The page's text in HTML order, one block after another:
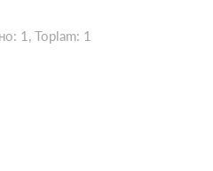
1 , Toplam: 1